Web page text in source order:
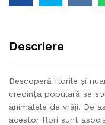
Descriere
Descoperă florile și
credința populară se
animalele de vrăji. De
acestor flori sunt